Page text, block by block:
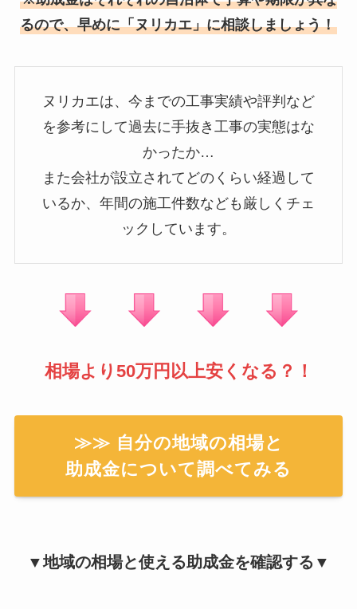
るので、早めに「ヌリカエ」に相談しましょう！
ヌリカエは、今までの工事実績や評判など
を参考にして過去に手抜き工事の実態はな
かったか…
また会社が設立されてどのくらい経過して
いるか、年間の施工件数なども厳しくチェ
ックしています。
相場より50万円以上安くなる？！
≫≫ 自分の地域の相場と
助成金について調べてみる
▼地域の相場と使える助成金を確認する▼